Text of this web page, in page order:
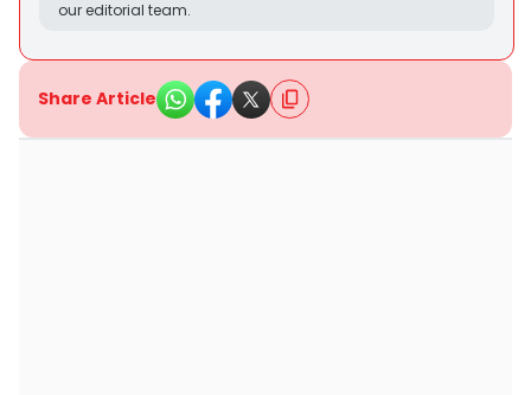
our editorial team.
Share Article